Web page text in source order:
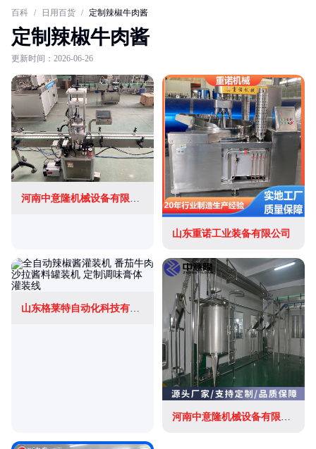
百科 / 日用百货 / 定制辣椒牛肉酱
定制辣椒牛肉酱
更新时间：2026-06-26
山东重诺工业装备有限公司
山东格莱特自动化科技有限公司
河南中意隆机械设备有限责任公司